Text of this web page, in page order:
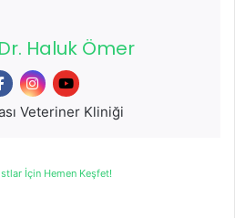
Dr. Haluk Ömer
Veteriner Kliniği
İçin Hemen Keşfet!